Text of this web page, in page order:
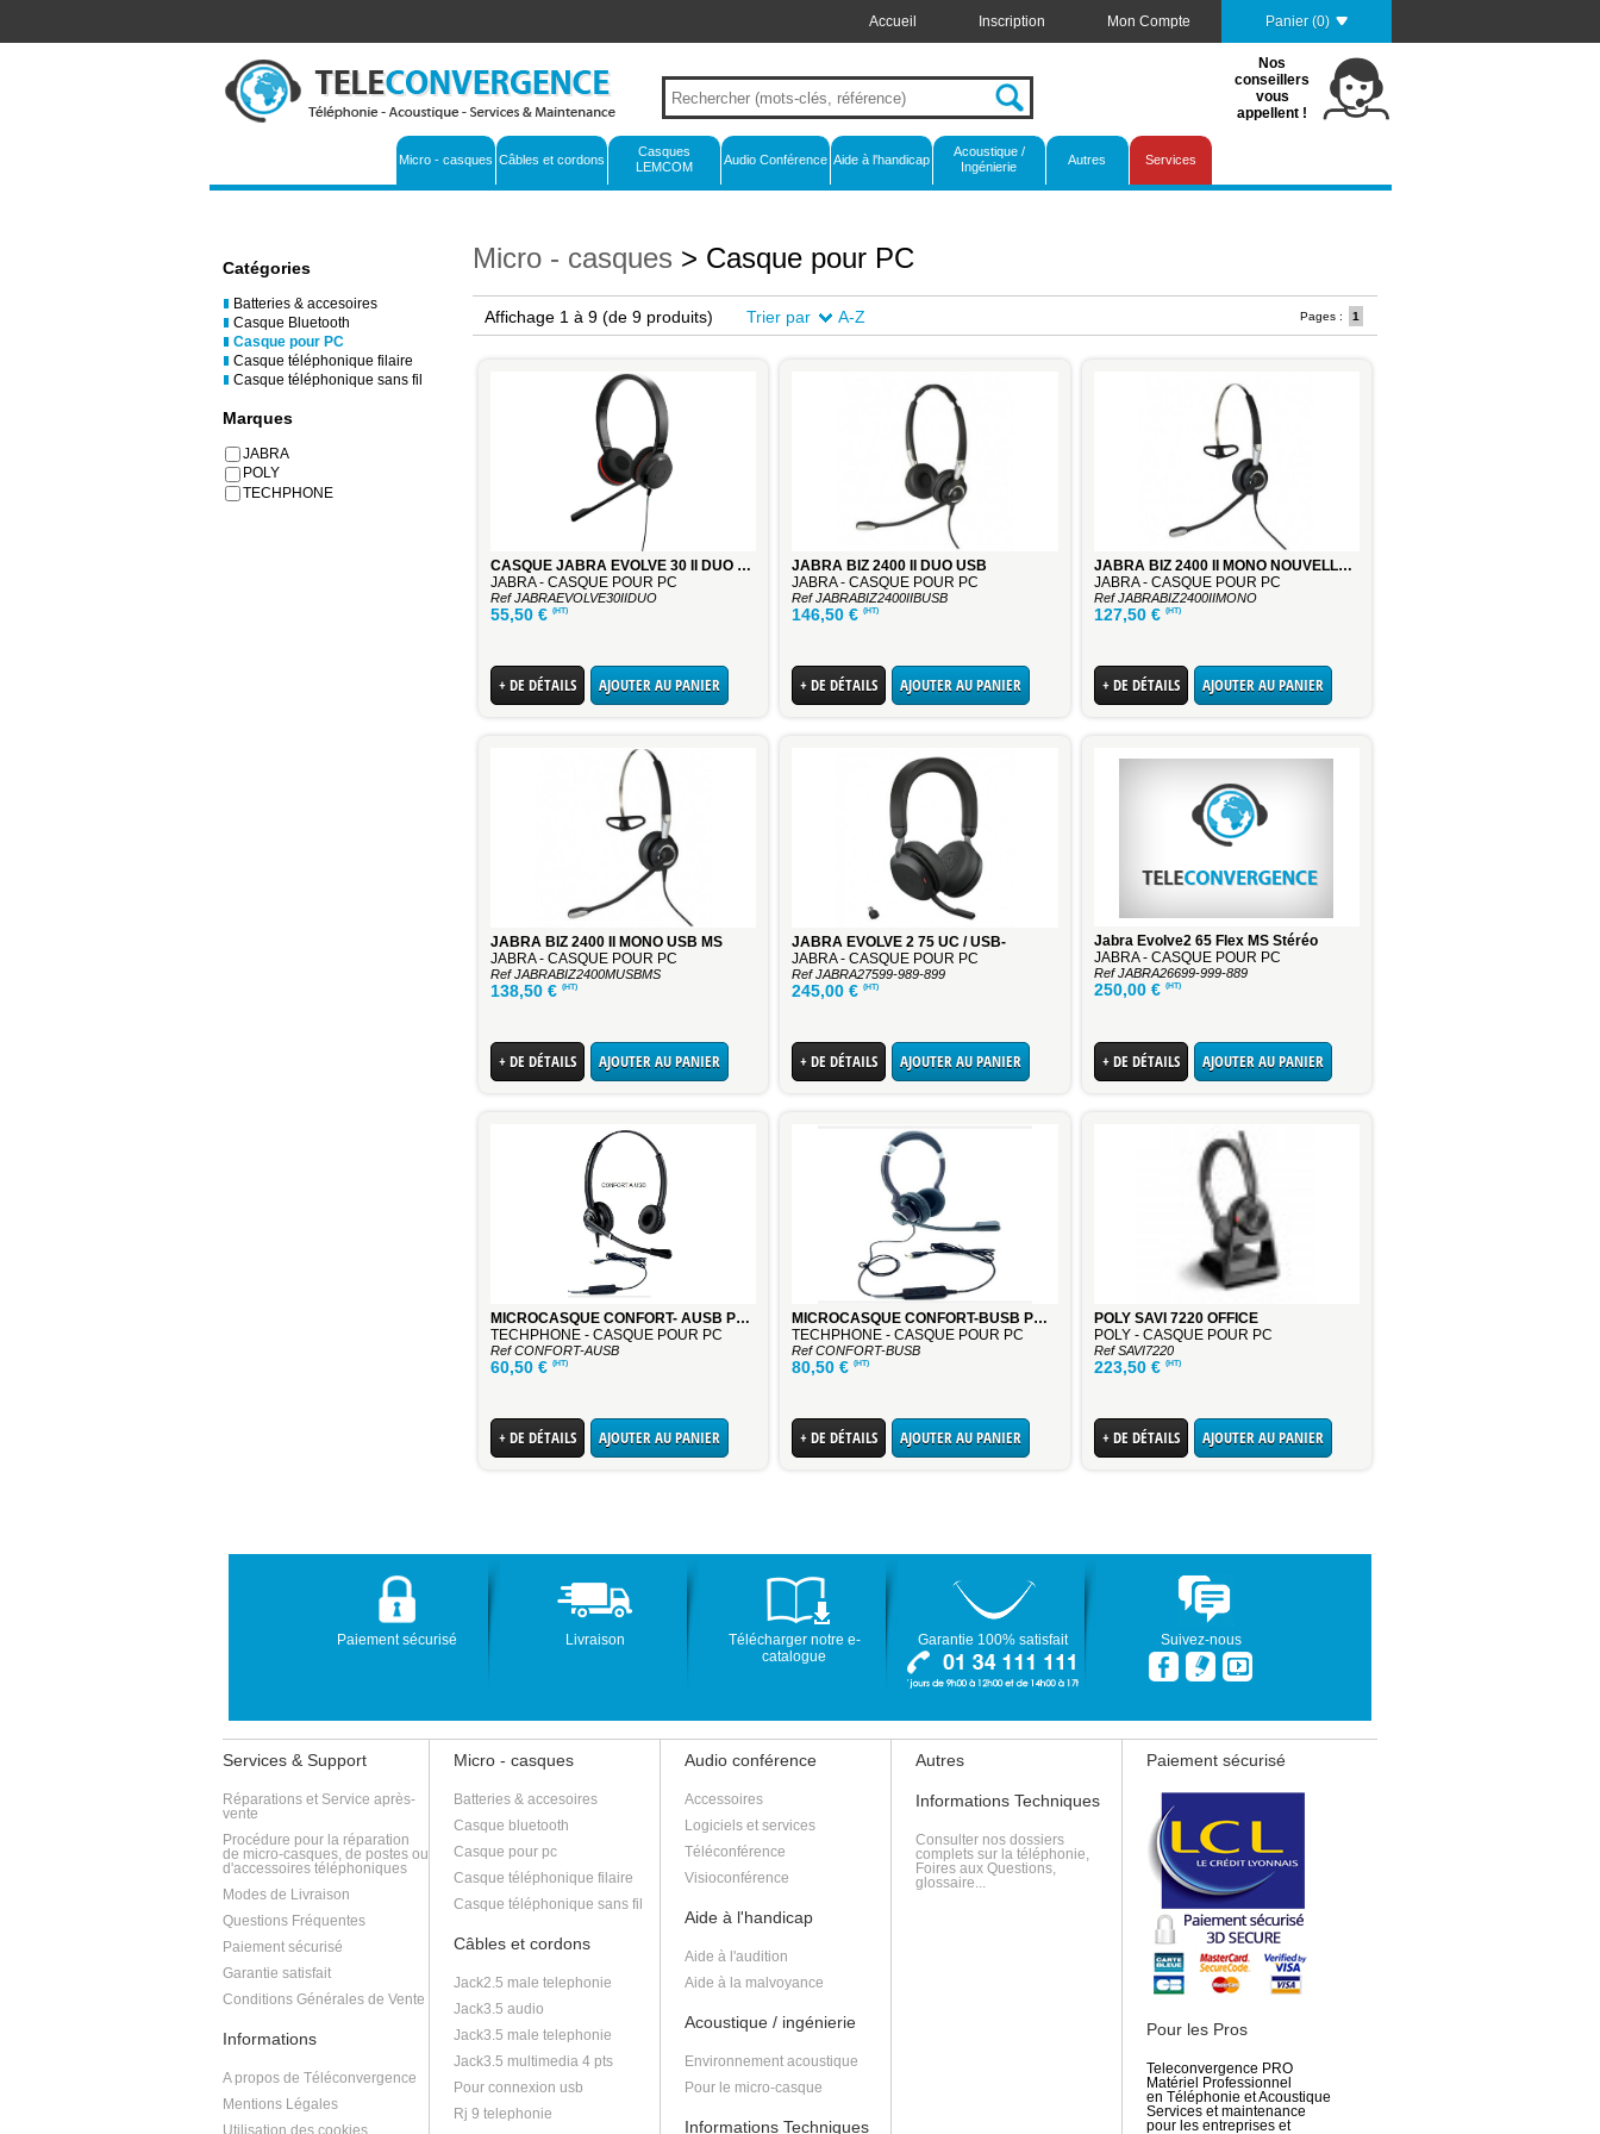
Panier (0)
Accueil Inscription Mon Compte
Nos
conseillers
vous
appellent !
Micro - casques Câbles et cordons
Casques
LEMCOM
Audio Conférence Aide à l'handicap
Acoustique /
Ingénierie
Autres Services
Catégories
Batteries & accesoires
Casque Bluetooth
Casque pour PC
Casque téléphonique filaire
Casque téléphonique sans fil
Marques
JABRA
POLY
TECHPHONE
Micro - casques > Casque pour PC
Affichage 1 à 9 (de 9 produits) Trier par A-Z Pages : 1
CASQUE JABRA EVOLVE 30 II DUO MS
JABRA - CASQUE POUR PC
Ref JABRAEVOLVE30IIDUO
55,50 € (HT)
+ DE DÉTAILS AJOUTER AU PANIER
JABRA BIZ 2400 II DUO USB
JABRA - CASQUE POUR PC
Ref JABRABIZ2400IIBUSB
146,50€ (HT)
+ DE DÉTAILS AJOUTER AU PANIER
JABRA BIZ 2400 II MONO NOUVELLE GENERATION
JABRA - CASQUE POUR PC
Ref JABRABIZ2400IIMONO
127,50 € (HT)
+ DE DÉTAILS AJOUTER AU PANIER
JABRA BIZ 2400 II MONO USB MS
JABRA - CASQUE POUR PC
Ref JABRABIZ2400MUSBMS
138,50 € (HT)
+ DE DÉTAILS AJOUTER AU PANIER
JABRA EVOLVE 2 75 UC / USB-
JABRA - CASQUE POUR PC
Ref JABRA27599-989-899
245,00€ (HT)
+ DE DÉTAILS AJOUTER AU PANIER
Jabra Evolve2 65 Flex MS Stéréo
JABRA - CASQUE POUR PC
Ref JABRA26699-999-889
250,00 € (HT)
+ DE DÉTAILS AJOUTER AU PANIER
MICROCASQUE CONFORT- AUSB POUR PC BINAURAL
TECHPHONE - CASQUE POUR PC
Ref CONFORT-AUSB
60,50 € (HT)
+ DE DÉTAILS AJOUTER AU PANIER
MICROCASQUE CONFORT-BUSB POUR PC BINAURAL
TECHPHONE - CASQUE POUR PC
Ref CONFORT-BUSB
80,50€ (HT)
+ DE DÉTAILS AJOUTER AU PANIER
POLY SAVI 7220 OFFICE
POLY - CASQUE POUR PC
Ref SAVI7220
223,50 € (HT)
+ DE DÉTAILS AJOUTER AU PANIER
Paiement sécurisé Livraison
Télécharger notre e-
catalogue
Garantie 100% satisfait Suivez-nous
Services & Support
Réparations et Service après-
vente
Procédure pour la réparation
de micro-casques, de postes ou
d'accessoires téléphoniques
Modes de Livraison
Questions Fréquentes
Paiement sécurisé
Garantie satisfait
Conditions Générales de Vente
Informations
A propos de Téléconvergence
Mentions Légales
Utilisation des cookies
Micro - casques
Batteries & accesoires
Casque bluetooth
Casque pour pc
Casque téléphonique filaire
Casque téléphonique sans fil
Câbles et cordons
Jack2.5 male telephonie
Jack3.5 audio
Jack3.5 male telephonie
Jack3.5 multimedia 4 pts
Pour connexion usb
Rj 9 telephonie
Audio conférence
Accessoires
Logiciels et services
Téléconférence
Visioconférence
Aide à l'handicap
Aide à l'audition
Aide à la malvoyance
Acoustique / ingénierie
Environnement acoustique
Pour le micro-casque
Informations Techniques
Autres
Informations Techniques
Consulter nos dossiers
complets sur la téléphonie,
Foires aux Questions,
glossaire...
Paiement sécurisé
Pour les Pros
Teleconvergence PRO
Matériel Professionnel
en Téléphonie et Acoustique
Services et maintenance
pour les entreprises et